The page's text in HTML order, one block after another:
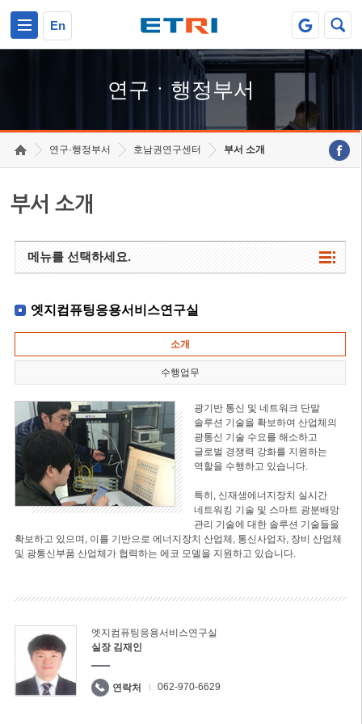
En
연구ㆍ행정부서
연구·행정부서 호남권연구센터 부서 소개
부서 소개
메뉴를 선택하세요.
엣지컴퓨팅응용서비스연구실
소개
수행업무
광기반 통신 및 네트워크 단말
솔루션 기술을 확보하여 산업체의
광통신 기술 수요를 해소하고
글로벌 경쟁력 강화를 지원하는
역할을 수행하고 있습니다.
특히, 신재생에너지장치 실시간
네트워킹 기술 및 스마트 광분배망
관리 기술에 대한 솔루션 기술들을
확보하고 있으며, 이를 기반으로 에너지장치 산업체, 통신사업자, 장비 산업체
및 광통신부품 산업체가 협력하는 에코 모델을 지원하고 있습니다.
엣지컴퓨팅응용서비스연구실
실장 김재인
연락처 062-970-6629